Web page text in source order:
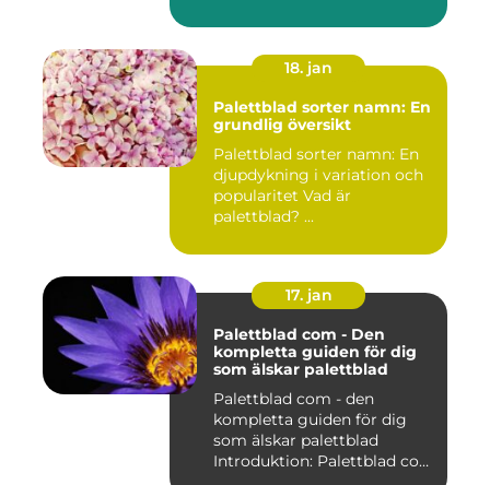
18. jan
Palettblad sorter namn: En
grundlig översikt
Palettblad sorter namn: En
djupdykning i variation och
popularitet Vad är
palettblad? ...
17. jan
Palettblad com - Den
kompletta guiden för dig
som älskar palettblad
Palettblad com - den
kompletta guiden för dig
som älskar palettblad
Introduktion: Palettblad com